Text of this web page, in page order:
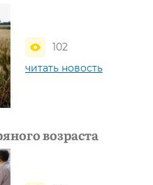
102
читать новость
возраста